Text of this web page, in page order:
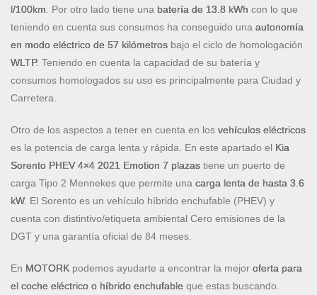
l/100km. Por otro lado tiene una batería de 13.8 kWh con lo que
teniendo en cuenta sus consumos ha conseguido una autonomía
en modo eléctrico de 57 kilómetros bajo el ciclo de homologación
WLTP. Teniendo en cuenta la capacidad de su batería y
consumos homologados su uso es principalmente para Ciudad y
Carretera.
Otro de los aspectos a tener en cuenta en los vehículos eléctricos
es la potencia de carga lenta y rápida. En este apartado el Kia
Sorento PHEV 4×4 2021 Emotion 7 plazas tiene un puerto de
carga Tipo 2 Mennekes que permite una carga lenta de hasta 3.6
kW. El Sorento es un vehículo híbrido enchufable (PHEV) y
cuenta con distintivo/etiqueta ambiental Cero emisiones de la
DGT y una garantía oficial de 84 meses.
En MOTORK podemos ayudarte a encontrar la mejor oferta para
el coche eléctrico o híbrido enchufable que estas buscando.